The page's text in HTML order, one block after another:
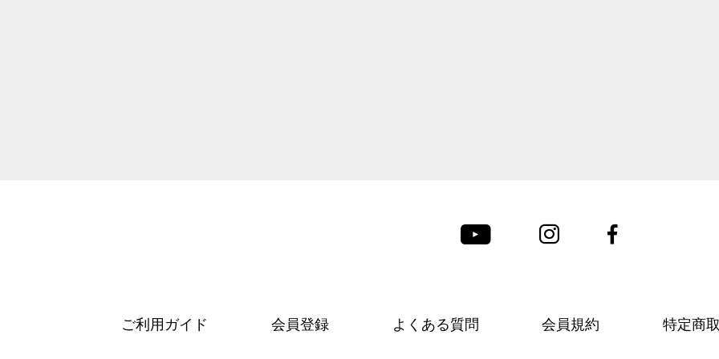
ご利用ガイド 会員登録 よくある質問 会員規約 特定商